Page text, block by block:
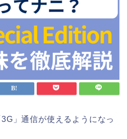
」通信が使えるようになっ